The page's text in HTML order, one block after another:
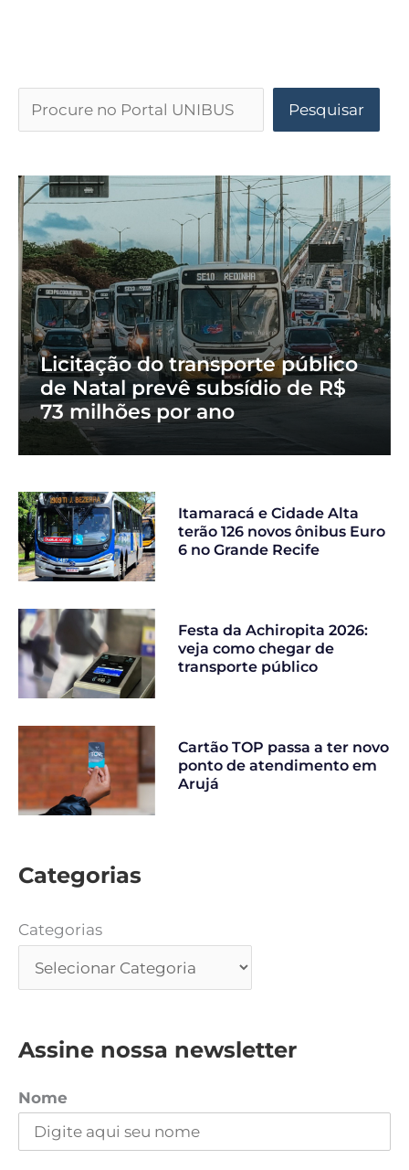
Pesquisar
Licitação do transporte público
de Natal prevê subsídio de R$
73 milhões por ano
Itamaracá e Cidade Alta
terão 126 novos ônibus Euro
6 no Grande Recife
Festa da Achiropita 2026:
veja como chegar de
transporte público
Cartão TOP passa a ter novo
ponto de atendimento em
Arujá
Categorias
Categorias
Assine nossa newsletter
Nome